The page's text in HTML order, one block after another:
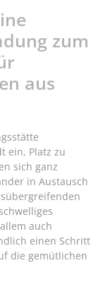
zum
aus
ein, Platz zu
sich ganz
in Austausch
auch
einen Schritt
die gemütlichen